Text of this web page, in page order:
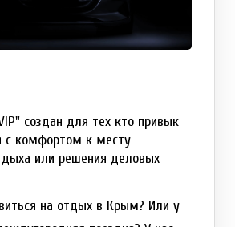
создан для тех кто привык
с комфортом к месту
или решения деловых
на отдых в Крым? Или у